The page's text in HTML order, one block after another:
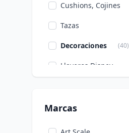
Cushions, Cojines
Tazas
Decoraciones (40)
Llaveros Disney
Vajilla Disney
Marcas